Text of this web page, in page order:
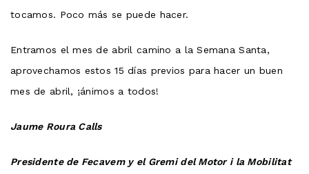
tocamos. Poco más se puede hacer.
Entramos el mes de abril camino a la Semana Santa,
aprovechamos estos 15 días previos para hacer un buen
mes de abril, ¡ánimos a todos!
Jaume Roura Calls
Presidente de Fecavem y el Gremi del Motor i la Mobilitat